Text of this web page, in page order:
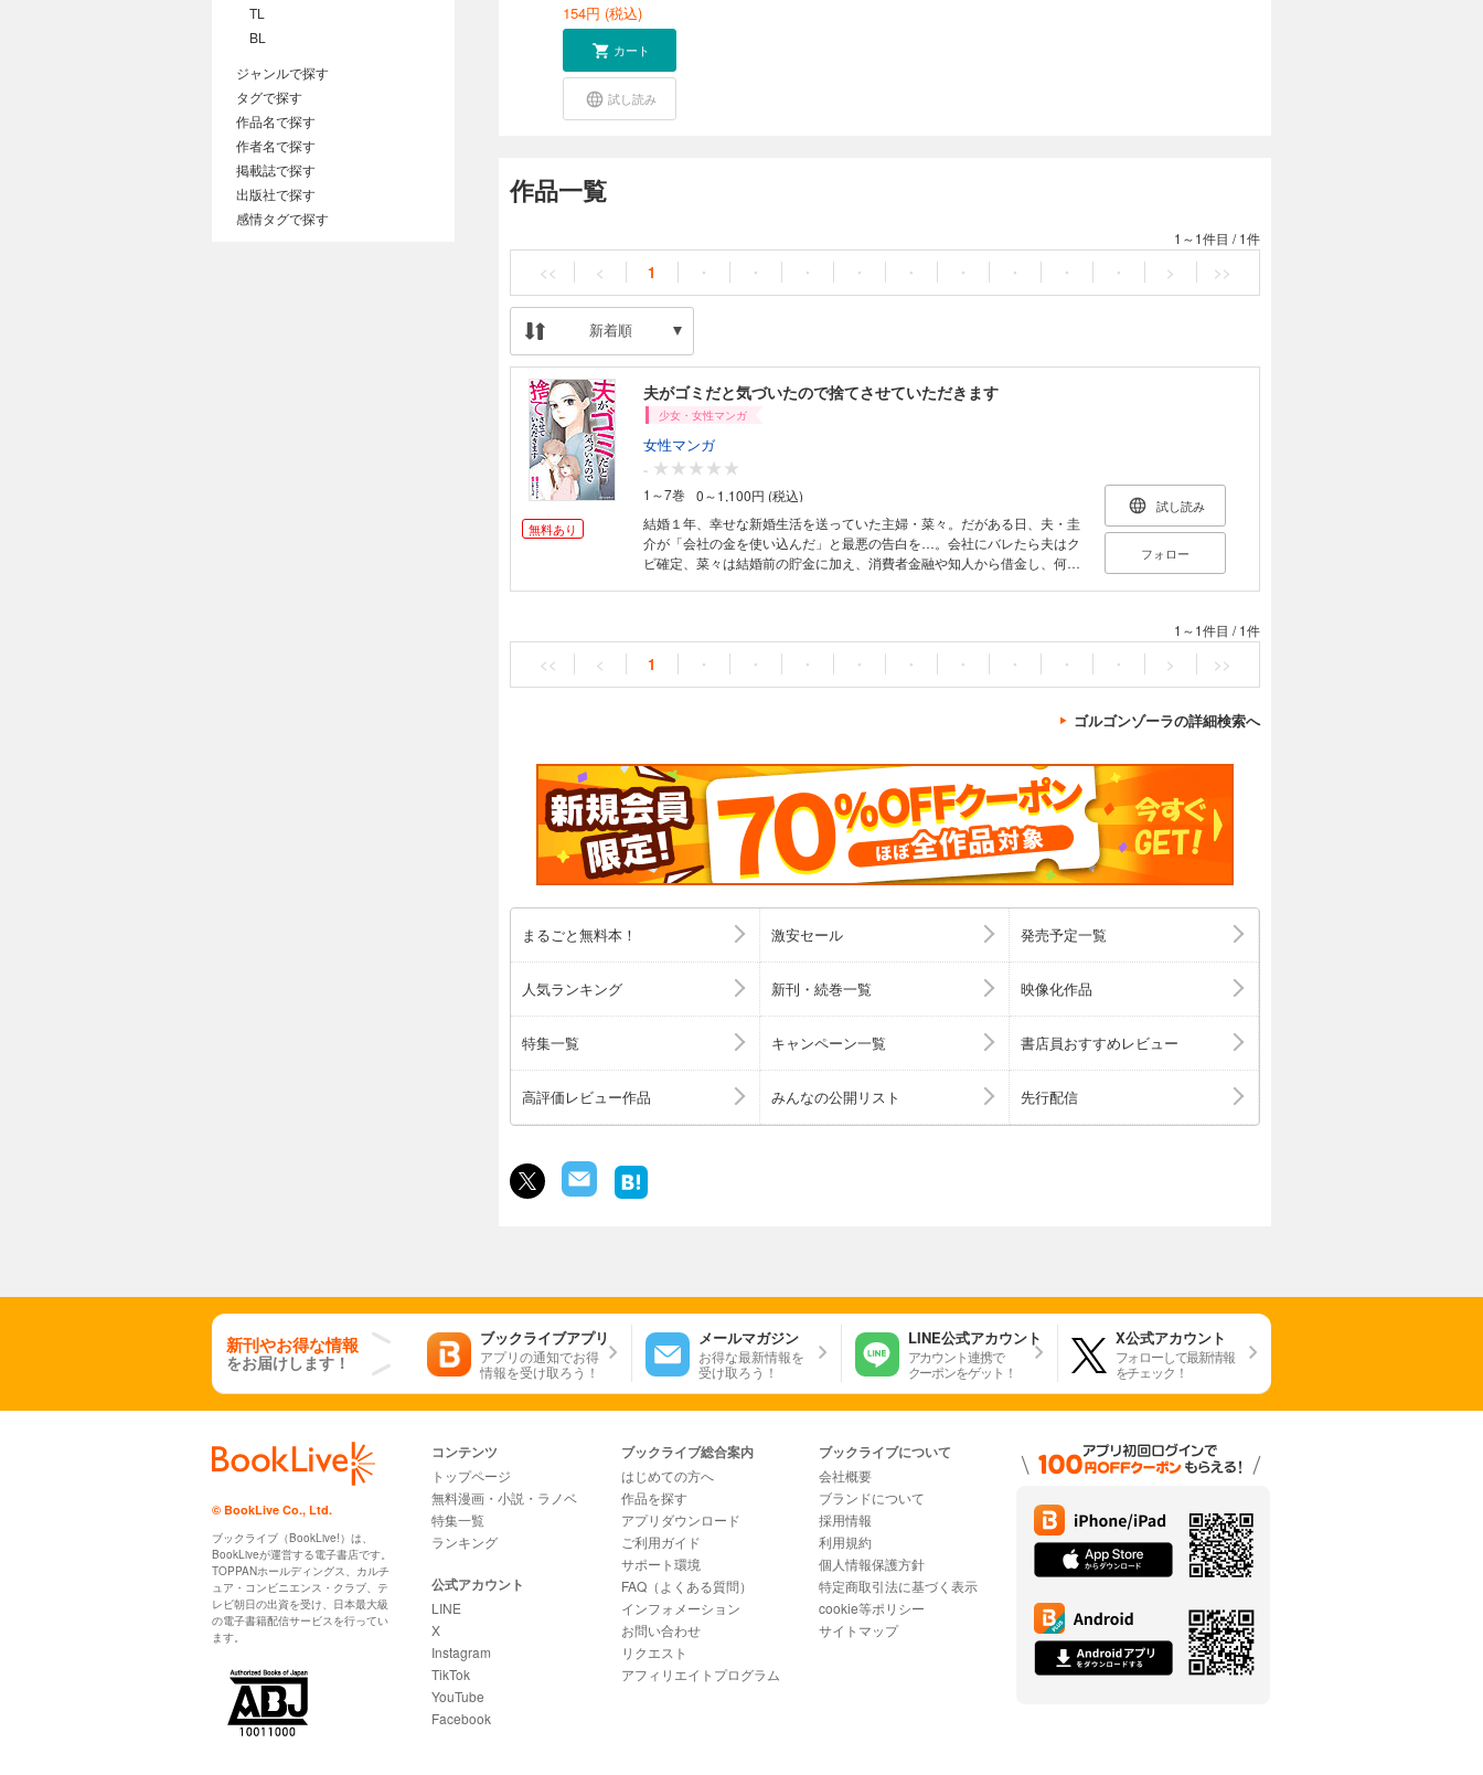
154円 (税込)
カート
試し読み
作品一覧
1～1件目 /1件
<< < 1 ・ ・ ・ ・ ・ ・ ・ ・ ・ > >>
新着順
無料あり
夫がゴミだと気づいたので捨てさせていただきます
少女・女性マンガ
女性マンガ
-
1～7巻
0～1,100円 (税込)
結婚１年、幸せな新婚生活を送っていた主婦・菜々。だがある日、夫・圭
介が「会社の金を使い込んだ」と最悪の告白を…。会社にバレたら夫はク
ビ確定、菜々は結婚前の貯金に加え、消費者金融や知人から借金し、何と
なる試練が待ち受けていた。
試し読み
フォロー
1～1件目 /1件
<< < 1 ・ ・ ・ ・ ・ ・ ・ ・ ・ > >>
ゴルゴンゾーラの詳細検索へ
まるごと無料本！ 激安セール 発売予定一覧
人気ランキング 新刊・続巻一覧 映像化作品
特集一覧 キャンペーン一覧 書店員おすすめレビュー
高評価レビュー作品 みんなの公開リスト 先行配信
TL
BL
ジャンルで探す
タグで探す
作品名で探す
作者名で探す
掲載誌で探す
出版社で探す
感情タグで探す
新刊やお得な情報
をお届けします！
ブックライブアプリ
アプリの通知でお得
情報を受け取ろう！
メールマガジン
お得な最新情報を
受け取ろう！
LINE公式アカウント
アカウント連携で
クーポンをゲット！
X公式アカウント
フォローして最新情報
をチェック！
© BookLive Co., Ltd.
ブックライブ（BookLive!）は、
BookLiveが運営する電子書店です。
TOPPANホールディングス、カルチ
ュア・コンビニエンス・クラブ、テ
レビ朝日の出資を受け、日本最大級
の電子書籍配信サービスを行ってい
ます。
コンテンツ
トップページ
無料漫画・小説・ラノベ
特集一覧
ランキング
公式アカウント
LINE
X
Instagram
TikTok
YouTube
Facebook
ブックライブ総合案内
はじめての方へ
作品を探す
アプリダウンロード
ご利用ガイド
サポート環境
FAQ（よくある質問）
インフォメーション
お問い合わせ
リクエスト
アフィリエイトプログラム
ブックライブについて
会社概要
ブランドについて
採用情報
利用規約
個人情報保護方針
特定商取引法に基づく表示
cookie等ポリシー
サイトマップ